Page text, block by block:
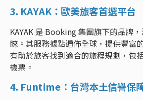
3. KAYAK：歐美旅客首選平台
KAYAK 是 Booking 集團旗下的品牌
睞。其服務據點遍佈全球，提供豐富
有助於旅客找到適合的旅程規劃，包
機票。
4. Funtime：台灣本土信譽保